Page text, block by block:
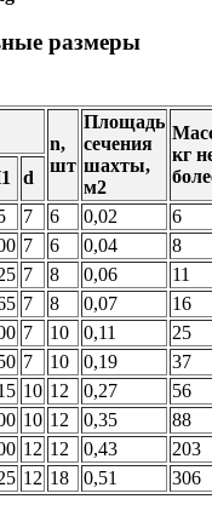
размеры
n,
шт
Площадь
сечения
шахты,
м2
кг
d
7 6 0,02
6
7 6 0,04
8
7 8 0,06
11
7 8 0,07
16
7 10 0,11
25
7 10 0,19
37
10 12 0,27
56
10 12 0,35
88
12 12 0,43
203
12 18 0,51 306